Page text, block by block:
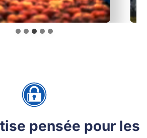
pensée pour les